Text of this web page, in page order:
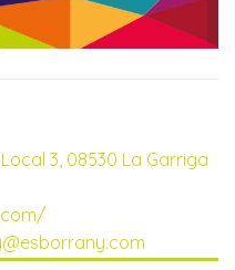
3, 08530 La Garriga